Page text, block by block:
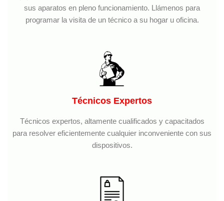
sus aparatos en pleno funcionamiento. Llámenos para
programar la visita de un técnico a su hogar u oficina.
Técnicos Expertos
Técnicos expertos, altamente cualificados y capacitados
para resolver eficientemente cualquier inconveniente con sus
dispositivos.